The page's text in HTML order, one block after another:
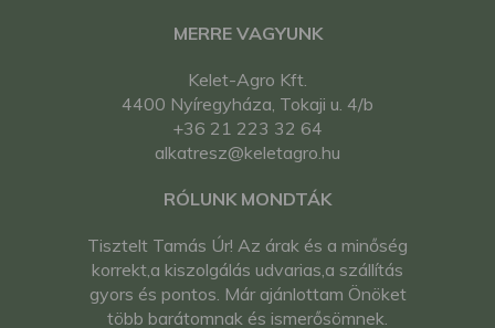
MERRE VAGYUNK
Kelet-Agro Kft.
4400 Nyíregyháza, Tokaji u. 4/b
+36 21 223 32 64
alkatresz@keletagro.hu
RÓLUNK MONDTÁK
Tisztelt Tamás Úr! Az árak és a minőség
korrekt,a kiszolgálás udvarias,a szállítás
gyors és pontos. Már ajánlottam Önöket
több barátomnak és ismerősömnek.